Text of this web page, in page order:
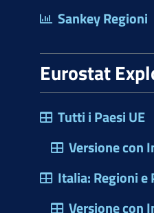
Sankey Regioni
Eurostat
Tutti i Paesi UE
Versione con
Italia: Regioni e
Versione con